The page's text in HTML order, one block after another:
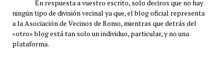
En respuesta a vuestro escrito, solo deciros que no hay
ningún tipo de división vecinal ya que, el blog oficial representa
a la Asociación de Vecinos de Romo, mientras que detrás del
«otro» blog está tan solo un individuo, particular, y no una
plataforma.